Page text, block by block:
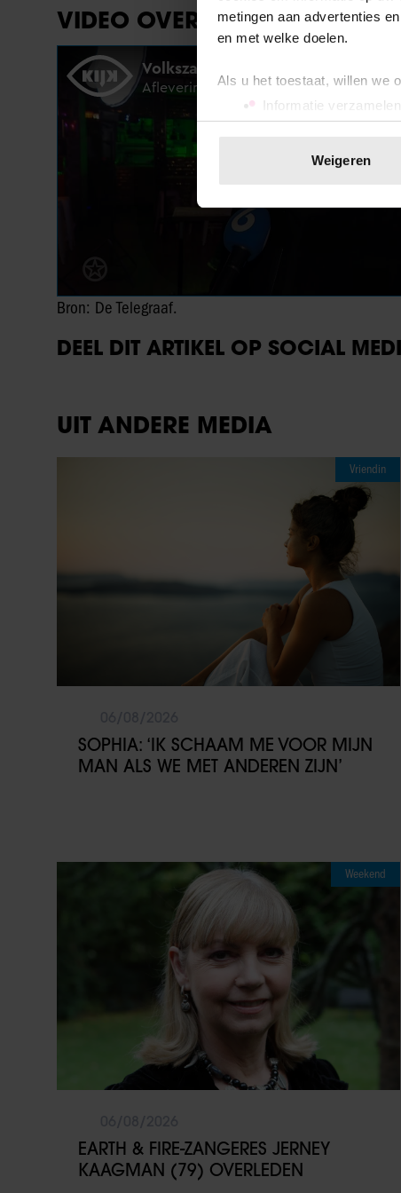
metingen aan advertenties
en met welke doelen.
Als u het toestaat, willen we
Informatie
Uw apparaat
toestemming op elk
We gebruiken cookies om
websiteverkeer te
media, adverteren en
verstrekt of die ze hebben
onze website blijft gebruiken.
Weigeren
VIDEO OVER DE DIEFSTAL:
Bron: De Telegraaf.
DEEL DIT ARTIKEL OP SOCIAL
UIT ANDERE MEDIA
Vriendin
SOPHIA: ‘IK SCHAAM ME VOOR MIJN
MAN ALS WE MET ANDEREN ZIJN’
Weekend
EARTH & FIRE-ZANGERES JERNEY
KAAGMAN (79) OVERLEDEN